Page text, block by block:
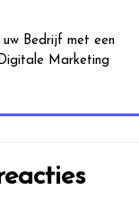
Bedrijf met een
Marketing